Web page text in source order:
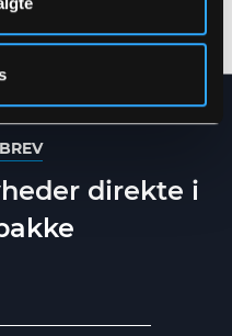
XS - 6XL
direkte i